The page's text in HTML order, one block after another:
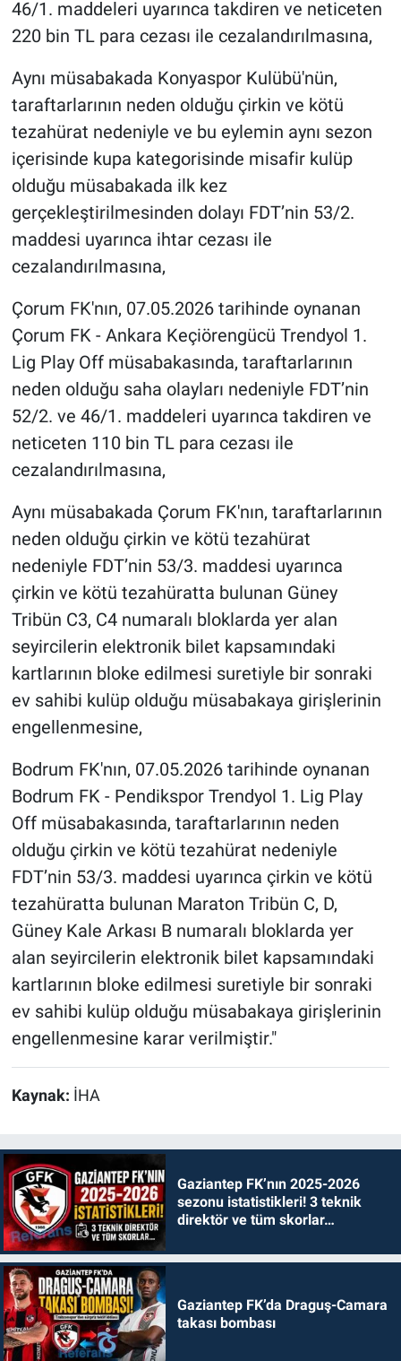
46/1. maddeleri uyarınca takdiren ve neticeten
220 bin TL para cezası ile cezalandırılmasına,
Aynı müsabakada Konyaspor Kulübü'nün,
taraftarlarının neden olduğu çirkin ve kötü
tezahürat nedeniyle ve bu eylemin aynı sezon
içerisinde kupa kategorisinde misafir kulüp
olduğu müsabakada ilk kez
gerçekleştirilmesinden dolayı FDT’nin 53/2.
maddesi uyarınca ihtar cezası ile
cezalandırılmasına,
Çorum FK'nın, 07.05.2026 tarihinde oynanan
Çorum FK - Ankara Keçiörengücü Trendyol 1.
Lig Play Off müsabakasında, taraftarlarının
neden olduğu saha olayları nedeniyle FDT’nin
52/2. ve 46/1. maddeleri uyarınca takdiren ve
neticeten 110 bin TL para cezası ile
cezalandırılmasına,
Aynı müsabakada Çorum FK'nın, taraftarlarının
neden olduğu çirkin ve kötü tezahürat
nedeniyle FDT’nin 53/3. maddesi uyarınca
çirkin ve kötü tezahüratta bulunan Güney
Tribün C3, C4 numaralı bloklarda yer alan
seyircilerin elektronik bilet kapsamındaki
kartlarının bloke edilmesi suretiyle bir sonraki
ev sahibi kulüp olduğu müsabakaya girişlerinin
engellenmesine,
Bodrum FK'nın, 07.05.2026 tarihinde oynanan
Bodrum FK - Pendikspor Trendyol 1. Lig Play
Off müsabakasında, taraftarlarının neden
olduğu çirkin ve kötü tezahürat nedeniyle
FDT’nin 53/3. maddesi uyarınca çirkin ve kötü
tezahüratta bulunan Maraton Tribün C, D,
Güney Kale Arkası B numaralı bloklarda yer
alan seyircilerin elektronik bilet kapsamındaki
kartlarının bloke edilmesi suretiyle bir sonraki
ev sahibi kulüp olduğu müsabakaya girişlerinin
engellenmesine karar verilmiştir."
Kaynak: İHA
Gaziantep FK’nın 2025-2026
sezonu istatistikleri! 3 teknik
direktör ve tüm skorlar…
Gaziantep FK’da Draguş-Camara
takası bombası